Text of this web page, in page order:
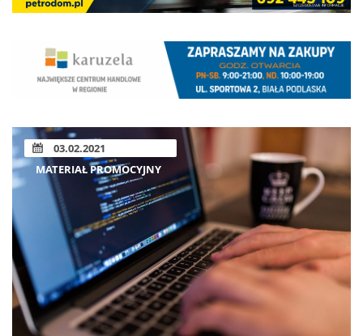
03.02.2021
MATERIAŁ PROMOCYJNY